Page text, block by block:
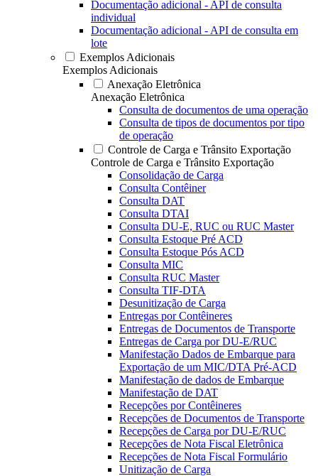
Documentação adicional - API de consulta
individual
Documentação adicional - API de consulta em
lote
Exemplos Adicionais
Exemplos Adicionais
Anexação Eletrônica
Anexação Eletrônica
Consulta de documentos de uma operação
Consulta de tipos de documentos por tipo
de operação
Controle de Carga e Trânsito Exportação
Controle de Carga e Trânsito Exportação
Consolidação de Carga
Consulta Contêiner
Consulta DAT
Consulta DTAI
Consulta DU-E, RUC ou RUC Master
Consulta Estoque Pré ACD
Consulta Estoque Pós ACD
Consulta MIC
Consulta RUC Master
Consulta TIF-DTA
Desunitização de Carga
Entregas por Contêineres
Entregas de Documentos de Transporte
Entregas de Carga por DU-E/RUC
Manifestação Dados de Embarque para
Exportação de um MIC/DTA Pré-ACD
Manifestação de dados de Embarque
Manifestação de DAT
Recepções por Contêineres
Recepções de Documentos de Transporte
Recepções de Carga por DU-E/RUC
Recepções de Nota Fiscal Eletrônica
Recepções de Nota Fiscal Formulário
Unitização de Carga